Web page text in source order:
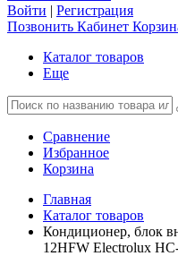
Войти | Регистрация
Позвонить Кабинет
Каталог товаров
Еще
Сравнение
Избранное
Корзина
Главная
Каталог товаров
Кондиционер, блок
12HFW Electrolux